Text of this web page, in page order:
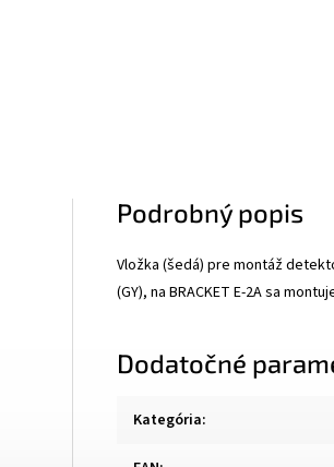
Podrobný popis
Vložka (šedá) pre montáž
(GY), na BRACKET E-2A sa
Dodatočné
Kategória: